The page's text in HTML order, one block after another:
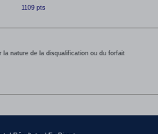
1109 pts
nature de la disqualification ou du forfait